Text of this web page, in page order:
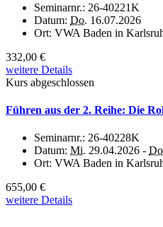
Seminarnr.: 26-40221K
Datum: Do. 16.07.2026
Ort: VWA Baden in
332,00 €
weitere Details
Kurs abgeschlossen
Führen aus der 2. Reihe: Die
Seminarnr.: 26-40228K
Datum: Mi. 29.04.2026 -
Ort: VWA Baden in
655,00 €
weitere Details